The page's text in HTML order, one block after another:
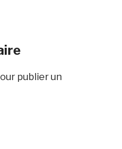
publier un